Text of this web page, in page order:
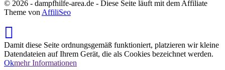
© 2026 - dampfhilfe-area.de - Diese Seite läuft mit dem Affiliate
Theme vonAffiliSeo
Damit diese Seite ordnungsgemäß funktioniert, platzieren wir kleine
Datendateien auf Ihrem Gerät, die als Cookies bezeichnet werden.
Okmehr Informationen